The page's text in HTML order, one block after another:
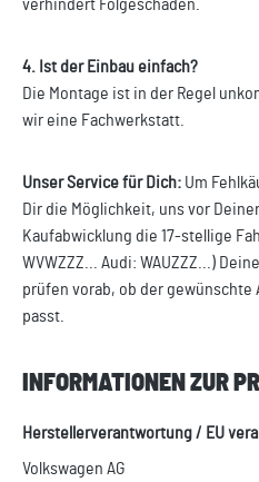
verhindert Folgeschäden.
4. Ist der Einbau einfach?
Die Montage ist in der Regel
wir eine Fachwerkstatt.
Unser Service für Dich: Um
Dir die Möglichkeit, uns vor
Kaufabwicklung die 17-stellige
WVWZZZ... Audi: WAUZZZ...)
prüfen vorab, ob der gewünschte
passt.
INFORMATIONEN ZUR
Herstellerverantwortung / EU
Volkswagen AG